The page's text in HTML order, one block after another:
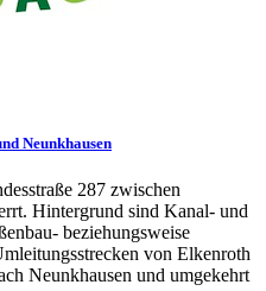
Neunkhausen
287 zwischen
Hintergrund sind Kanal- und
beziehungsweise
von Elkenroth
Neunkhausen und umgekehrt